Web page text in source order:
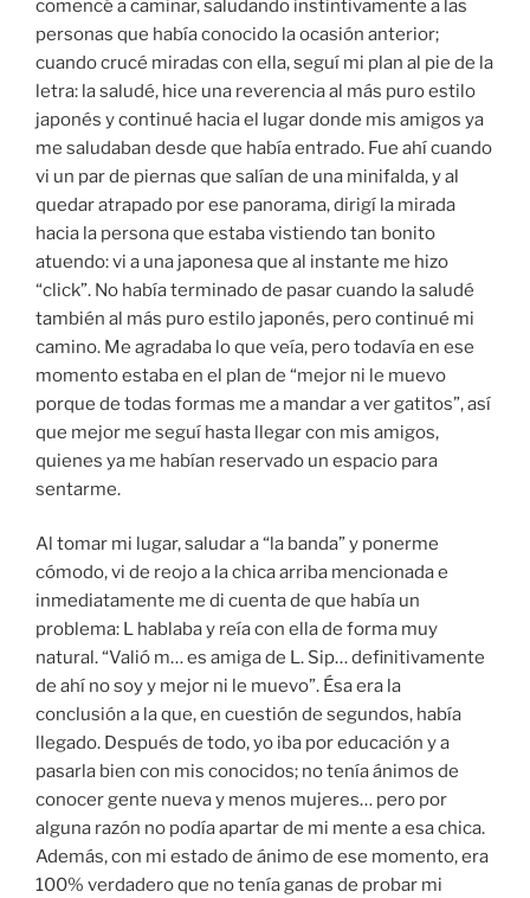
comencé a caminar, saludando instintivamente a las
personas que había conocido la ocasión anterior;
cuando crucé miradas con ella, seguí mi plan al pie de la
letra: la saludé, hice una reverencia al más puro estilo
japonés y continué hacia el lugar donde mis amigos ya
me saludaban desde que había entrado. Fue ahí cuando
vi un par de piernas que salían de una minifalda, y al
quedar atrapado por ese panorama, dirigí la mirada
hacia la persona que estaba vistiendo tan bonito
atuendo: vi a una japonesa que al instante me hizo
“click”. No había terminado de pasar cuando la saludé
también al más puro estilo japonés, pero continué mi
camino. Me agradaba lo que veía, pero todavía en ese
momento estaba en el plan de “mejor ni le muevo
porque de todas formas me a mandar a ver gatitos”, así
que mejor me seguí hasta llegar con mis amigos,
quienes ya me habían reservado un espacio para
sentarme.
Al tomar mi lugar, saludar a “la banda” y ponerme
cómodo, vi de reojo a la chica arriba mencionada e
inmediatamente me di cuenta de que había un
problema: L hablaba y reía con ella de forma muy
natural. “Valió m… es amiga de L. Sip… definitivamente
de ahí no soy y mejor ni le muevo”. Ésa era la
conclusión a la que, en cuestión de segundos, había
llegado. Después de todo, yo iba por educación y a
pasarla bien con mis conocidos; no tenía ánimos de
conocer gente nueva y menos mujeres… pero por
alguna razón no podía apartar de mi mente a esa chica.
Además, con mi estado de ánimo de ese momento, era
100% verdadero que no tenía ganas de probar mi